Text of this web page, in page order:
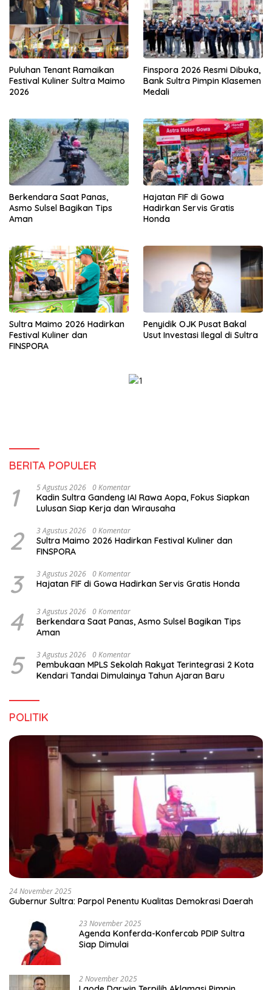
Puluhan Tenant Ramaikan
Festival Kuliner Sultra Maimo
2026
Finspora 2026 Resmi Dibuka,
Bank Sultra Pimpin Klasemen
Medali
Berkendara Saat Panas,
Asmo Sulsel Bagikan Tips
Aman
Hajatan FIF di Gowa
Hadirkan Servis Gratis
Honda
Sultra Maimo 2026 Hadirkan
Festival Kuliner dan
FINSPORA
Penyidik OJK Pusat Bakal
Usut Investasi Ilegal di Sultra
BERITA POPULER
1 5 Agustus 2026 0 Komentar
Kadin Sultra Gandeng IAI Rawa Aopa, Fokus Siapkan
Lulusan Siap Kerja dan Wirausaha
2 3 Agustus 2026 0 Komentar
Sultra Maimo 2026 Hadirkan Festival Kuliner dan
FINSPORA
3 3 Agustus 2026 0 Komentar
Hajatan FIF di Gowa Hadirkan Servis Gratis Honda
4 3 Agustus 2026 0 Komentar
Berkendara Saat Panas, Asmo Sulsel Bagikan Tips
Aman
5 3 Agustus 2026 0 Komentar
Pembukaan MPLS Sekolah Rakyat Terintegrasi 2 Kota
Kendari Tandai Dimulainya Tahun Ajaran Baru
POLITIK
24 November 2025
Gubernur Sultra: Parpol Penentu Kualitas Demokrasi Daerah
23 November 2025
Agenda Konferda-Konfercab PDIP Sultra
Siap Dimulai
2 November 2025